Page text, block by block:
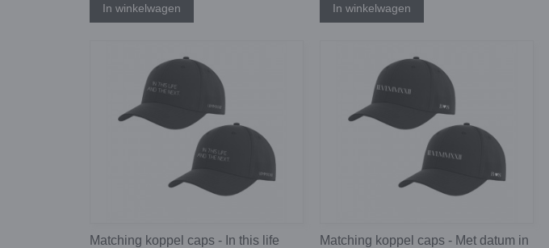
In winkelwagen
In winkelwagen
Matching koppel caps - In this life
Matching koppel caps - Met datum in